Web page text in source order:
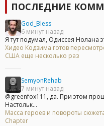
ПОСЛЕДНИЕ
God_Bless
6 минут назад
Я тут подумал, Одиссея Нолана
Хидео Кодзима готов
США еще несколько раз
SemyonRehab
7 минут назад
@greenfox111, да. При этом
Настольк...
Масса героев и повороты
Chapter